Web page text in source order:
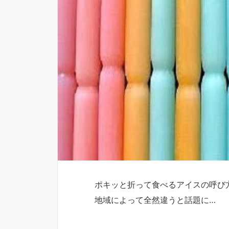
ポキッと折って食べるアイスの呼
地域によって全然違うと話題に…